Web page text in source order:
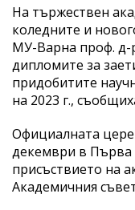
На тържествен
коледните и
МУ-Варна проф. д-
дипломите за
придобитите
на 2023 г.,
Официалната
декември в Първа
присъствието на
Академичния